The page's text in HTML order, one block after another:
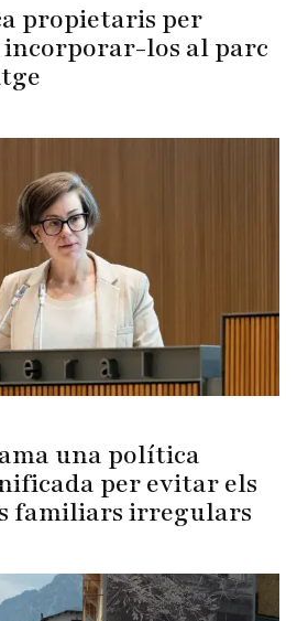
propietaris per
los al parc
una política
per evitar els
familiars irregulars